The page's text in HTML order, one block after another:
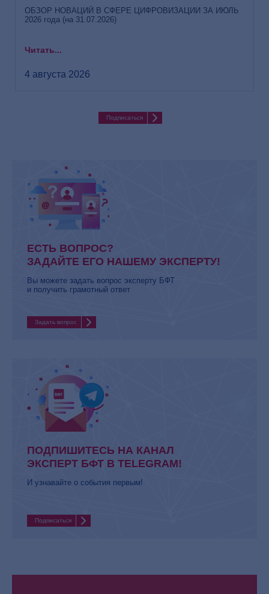
ОБЗОР НОВАЦИЙ В СФЕРЕ ЦИФРОВИЗАЦИИ ЗА ИЮЛЬ
2026 года (на 31.07.2026)
Читать...
4 августа 2026
Подписаться
ЕСТЬ ВОПРОС?
ЗАДАЙТЕ ЕГО НАШЕМУ ЭКСПЕРТУ!
Вы можете задать вопрос эксперту БФТ
и получить грамотный ответ
Задать вопрос
ПОДПИШИТЕСЬ НА КАНАЛ
ЭКСПЕРТ БФТ В TELEGRAM!
И узнавайте о события первым!
Подписаться